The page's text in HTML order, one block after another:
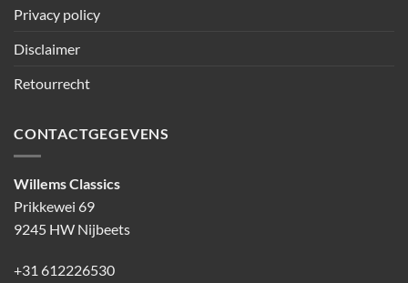
Privacy policy
Disclaimer
Retourrecht
CONTACTGEGEVENS
Willems Classics
Prikkewei 69
9245 HW Nijbeets
+31 612226530